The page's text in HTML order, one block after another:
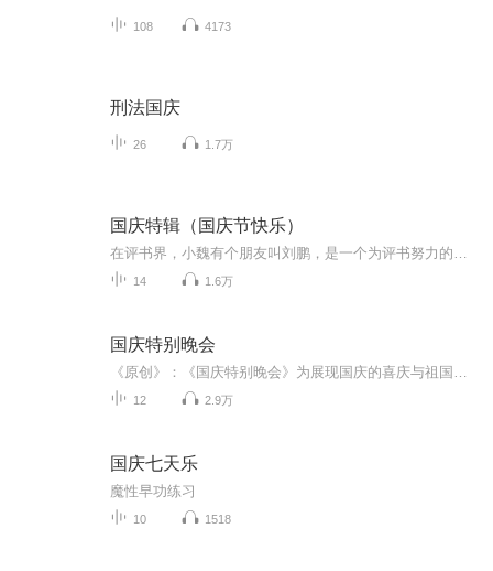
108 4173
刑法国庆
26 1.7万
国庆特辑（国庆节快乐）
14 1.6万
国庆特别晚会
12 2.9万
国庆七天乐
魔性早功练习
10 1518